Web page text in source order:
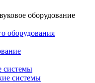
оборудование
оборудования
системы
системы